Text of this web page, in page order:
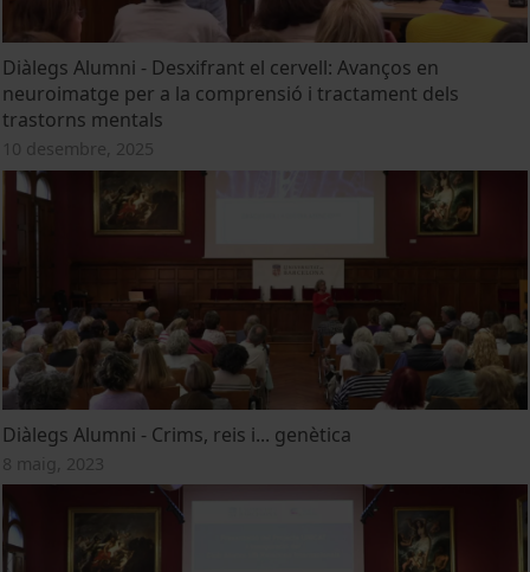
Diàlegs Alumni - Desxifrant el cervell: Avanços en
neuroimatge per a la comprensió i tractament dels
trastorns mentals
10 desembre, 2025
Diàlegs Alumni - Crims, reis i... genètica
8 maig, 2023